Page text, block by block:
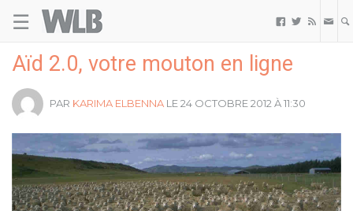
☰   
Aïd 2.0, votre mouton en ligne
PAR KARIMA ELBENNA LE 24 OCTOBRE 2012 À 11:30